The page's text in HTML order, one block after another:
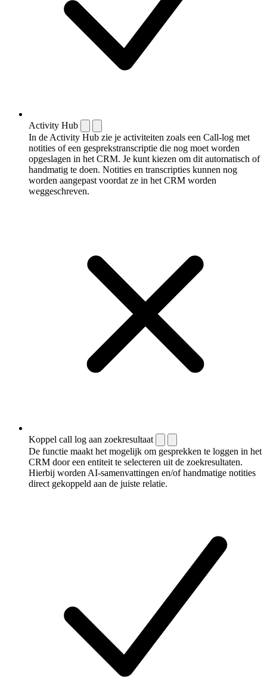
Activity Hub
In de Activity Hub zie je activiteiten zoals een Call-log met
notities of een gespreks­transcriptie die nog moet worden
opgeslagen in het CRM. Je kunt kiezen om dit automatisch of
handmatig te doen. Notities en transcripties kunnen nog
worden aangepast voordat ze in het CRM worden
weggeschreven.
Koppel call log aan zoekresultaat
De functie maakt het mogelijk om gesprekken te loggen in het
CRM door een entiteit te selecteren uit de zoekresultaten.
Hierbij worden AI-samenvattingen en/of handmatige notities
direct gekoppeld aan de juiste relatie.